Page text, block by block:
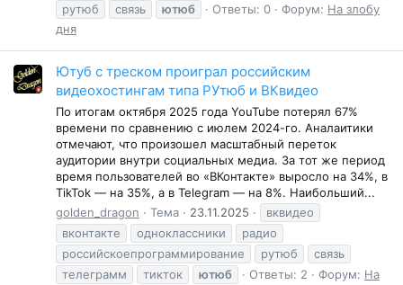
рутюб
связь ютюб Ответы: 0 Форум: На злобу
дня
Ютуб с треском проиграл российским
видеохостингам типа РУтюб и ВКвидео
По итогам октября 2025 года YouTube потерял 67%
времени по сравнению с июлем 2024-го. Аналаитики
отмечают, что произошел масштабный переток
аудитории внутри социальных медиа. За тот же период
время пользователей во «ВКонтакте» выросло на 34%, в
TikTok — на 35%, а в Telegram — на 8%. Наибольший...
golden_dragon
Тема 23.11.2025
вквидео
вконтакте
одноклассники
радио
российскоепрограммирование
рутюб
связь
телеграмм
тикток ютюб Ответы: 2 Форум: На